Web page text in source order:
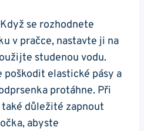
se rozhodnete
v pračce, nastavte ji na
studenou vodu.
poškodit elastické pásy a
protáhne. Při
důležité zapnout
abyste